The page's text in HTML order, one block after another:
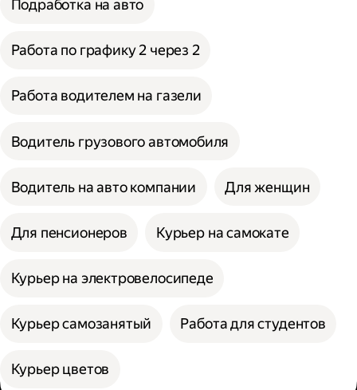
Подработка на авто
Работа по графику 2 через 2
Работа водителем на газели
Водитель грузового автомобиля
Водитель на авто компании Для женщин
Для пенсионеров Курьер на самокате
Курьер на электровелосипеде
Курьер самозанятый Работа для студентов
Курьер цветов